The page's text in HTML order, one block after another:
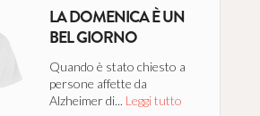
LA DOMENICA È UN
BEL GIORNO
Quando è stato chiesto a
persone affette da
Alzheimer di... Leggi tutto